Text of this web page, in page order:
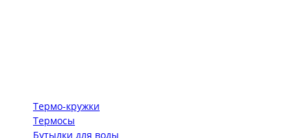
Термо-кружки
Термосы
Бутылки для воды